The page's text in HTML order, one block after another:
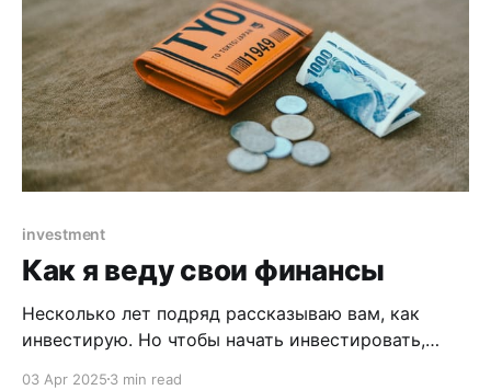
investment
Как я веду свои финансы
Несколько лет подряд рассказываю вам, как
инвестирую. Но чтобы начать инвестировать,
03 Apr 2025 3 min read